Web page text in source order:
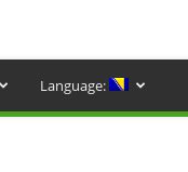
Language: